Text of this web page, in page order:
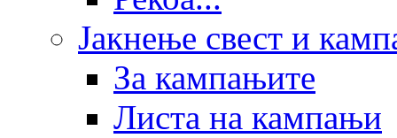
Јакнење свест и
За кампањите
Листа на кампањи